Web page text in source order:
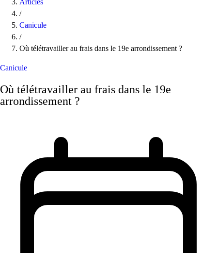
Articles
/
Canicule
/
Où télétravailler au frais dans le 19e arrondissement ?
Canicule
Où télétravailler au frais dans le 19e
arrondissement ?